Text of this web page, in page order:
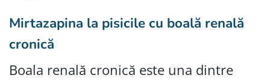
Mirtazapina la pisicile cu boală renală
cronică
Boala renală cronică este una dintre